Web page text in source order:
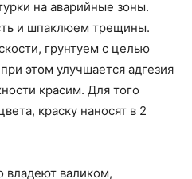
на аварийные зоны.
и шпаклюем трещины.
грунтуем с целью
этом улучшается адгезия
красим. Для того
краску наносят в 2
валиком,